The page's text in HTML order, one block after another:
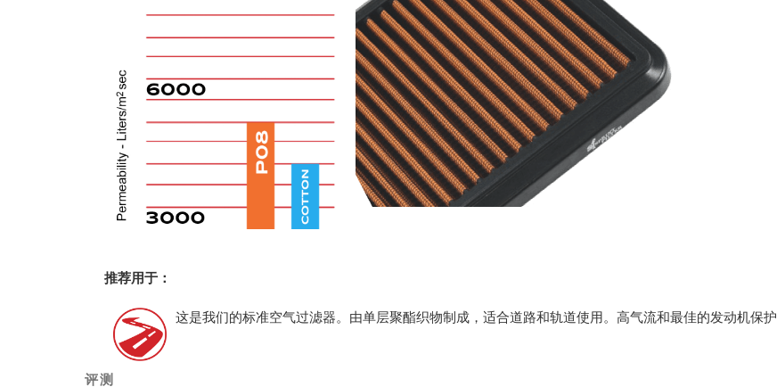
推荐用于：
这是我们的标准空气过滤器。由单层聚酯织物制成，适合道路和轨道使用。高气流和最佳的发动机保护
评测